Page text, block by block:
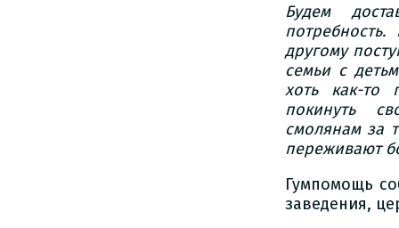
Будем
другому
семьи с
хоть как-то
покинуть
смолянам за
переживают
Гумпомощь
заведения,